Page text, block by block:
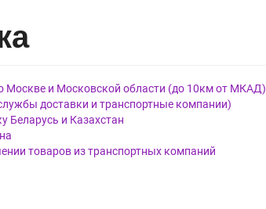
Москве и Московской области (до 10км от МКАД)
доставки и транспортные компании)
Беларусь и Казахстан
товаров из транспортных компаний